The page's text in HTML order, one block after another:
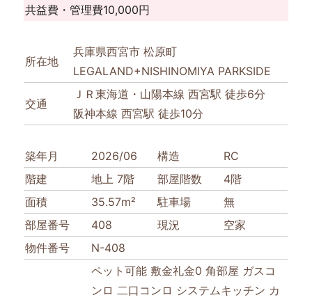
共益費・管理費10,000円
所在地
兵庫県西宮市 松原町
LEGALAND+NISHINOMIYA PARKSIDE
交通
ＪＲ東海道・山陽本線 西宮駅 徒歩6分
阪神本線 西宮駅 徒歩10分
築年月 2026/06 構造
RC
階建
地上 7階 部屋階数
4階
面積
35.57m² 駐車場
無
部屋番号
408 現況
空家
物件番号
N-408
ペット可能 敷金礼金0 角部屋 ガスコ
ンロ 二口コンロ システムキッチン カ